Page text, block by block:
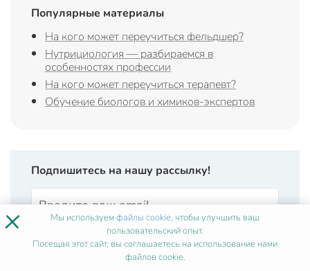
Популярные материалы
На кого может переучиться фельдшер?
Нутрициология — разбираемся в
особенностях профессии
На кого может переучиться терапевт?
Обучение биологов и химиков-экспертов
Подпишитесь на нашу рассылку!
Подписаться
× Мы используемфайлы cookie, чтобы улучшить ваш
пользовательский опыт.
Посещая этот сайт, вы соглашаетесь на использование нами
файлов cookie.